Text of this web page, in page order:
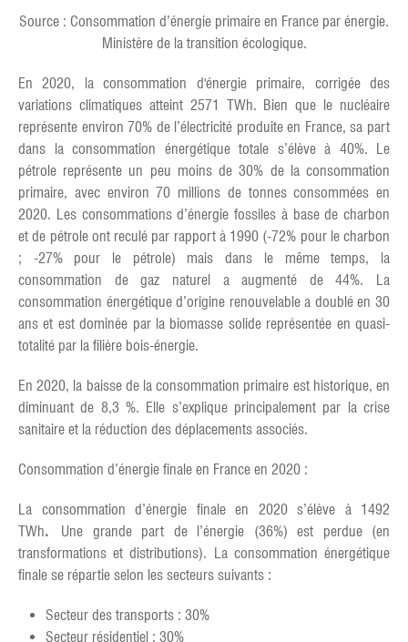
Source : Consommation d’énergie primaire en France par énergie.
Ministère de la transition écologique.
En 2020, la consommation d'énergie primaire, corrigée des
variations climatiques atteint 2571 TWh. Bien que le nucléaire
représente environ 70% de l’électricité produite en France, sa part
dans la consommation énergétique totale s’élève à 40%. Le
pétrole représente un peu moins de 30% de la consommation
primaire, avec environ 70 millions de tonnes consommées en
2020. Les consommations d’énergie fossiles à base de charbon
et de pétrole ont reculé par rapport à 1990 (-72% pour le charbon
; -27% pour le pétrole) mais dans le même temps, la
consommation de gaz naturel a augmenté de 44%. La
consommation énergétique d’origine renouvelable a doublé en 30
ans et est dominée par la biomasse solide représentée en quasi-
totalité par la filière bois-énergie.
En 2020, la baisse de la consommation primaire est historique, en
diminuant de 8,3 %. Elle s’explique principalement par la crise
sanitaire et la réduction des déplacements associés.
Consommation d’énergie finale en France en 2020 :
La consommation d’énergie finale en 2020 s’élève à 1492
TWh. Une grande part de l’énergie (36%) est perdue (en
transformations et distributions). La consommation énergétique
finale se répartie selon les secteurs suivants :
Secteur des transports : 30%
Secteur résidentiel : 30%